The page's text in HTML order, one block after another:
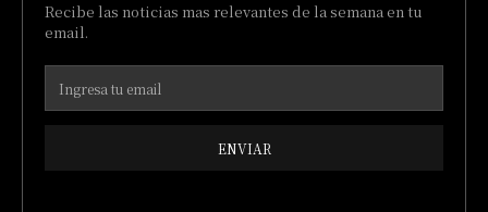
Recibe las noticias mas relevantes de la semana en tu
email.
ENVIAR